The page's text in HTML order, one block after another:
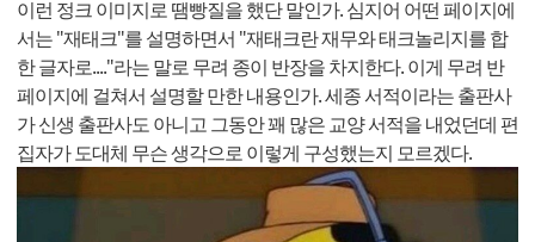
이런 정크 이미지로 땜빵질을 했단 말인가. 심지어 어떤 페이지에
서는 "재태크"를 설명하면서 "재태크란 재무와 태크놀리지를 합
한 글자로...."라는 말로 무려 종이 반장을 차지한다. 이게 무려 반
페이지에 걸쳐서 설명할 만한 내용인가. 세종 서적이라는 출판사
가 신생 출판사도 아니고 그동안 꽤 많은 교양 서적을 내었던데 편
집자가 도대체 무슨 생각으로 이렇게 구성했는지 모르겠다.